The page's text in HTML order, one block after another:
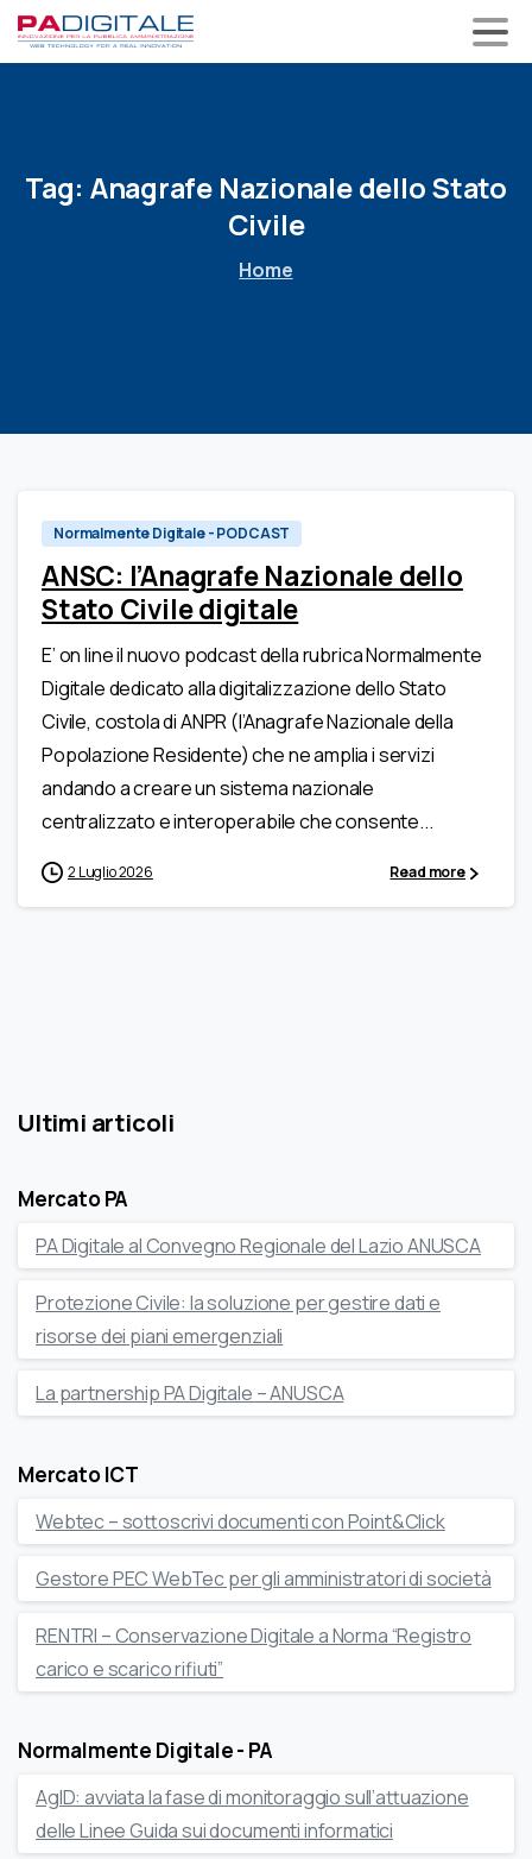
Tag: Anagrafe NazionaledelloStato
Civile
Home
Normalmente Digitale - PODCAST
ANSC: l’Anagrafe Nazionale dello
Stato Civile digitale
E’ on line il nuovo podcast della rubrica Normalmente
Digitale dedicato alla digitalizzazione dello Stato
Civile, costola di ANPR (l’Anagrafe Nazionale della
Popolazione Residente) che ne amplia i servizi
andando a creare un sistema nazionale
centralizzato e interoperabile che consente...
2 Luglio 2026 Read more
Ultimi articoli
Mercato PA
PA Digitale al Convegno Regionale del Lazio ANUSCA
Protezione Civile: la soluzione per gestire dati e
risorse dei piani emergenziali
La partnership PA Digitale – ANUSCA
Mercato ICT
Webtec – sottoscrivi documenti con Point&Click
Gestore PEC WebTec per gli amministratori di società
RENTRI – Conservazione Digitale a Norma “Registro
carico e scarico rifiuti”
Normalmente Digitale - PA
AgID: avviata la fase di monitoraggio sull’attuazione
delle Linee Guida sui documenti informatici